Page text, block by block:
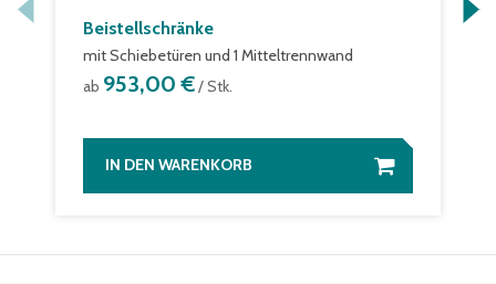
Beistellschränke
mit Schiebetüren und 1 Mitteltrennwand
ab 953,00 €/ Stk.
IN DEN WARENKORB